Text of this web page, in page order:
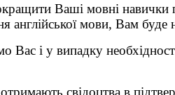
Ваші мовні
англійської мови, Вам буде
і у випадку
свідоцтва в